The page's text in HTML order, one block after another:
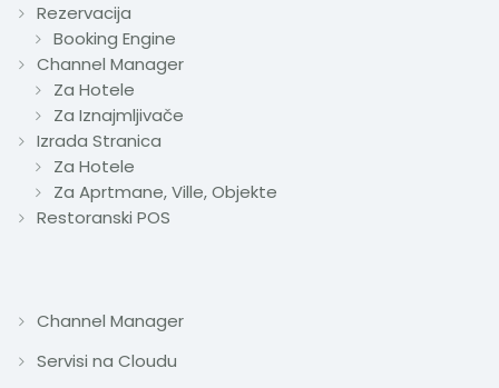
Rezervacija
Booking Engine
Channel Manager
Za Hotele
Za Iznajmljivače
Izrada Stranica
Za Hotele
Za Aprtmane, Ville, Objekte
Restoranski POS
Channel Manager
Servisi na Cloudu